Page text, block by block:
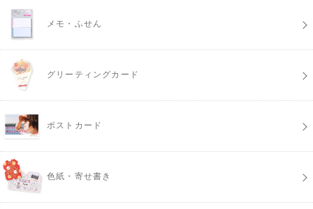
メモ・ふせん
グリーティングカード
ポストカード
色紙・寄せ書き